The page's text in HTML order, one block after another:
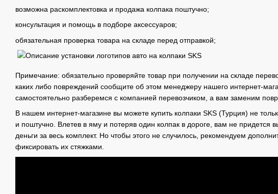
возможна раскомплектовка и продажа колпака поштучно;
консультация и помощь в подборе аксессуаров;
обязательная проверка товара на складе перед отправкой;
Примечание: обязательно проверяйте товар при получении на складе
каких либо повреждений сообщите об этом менеджеру нашего интернет-
самостоятельно разберемся с компанией перевозчиком, а вам заменим
В нашем интернет-магазине вы можете купить колпаки SKS (Турция) не
и поштучно. Влетев в яму и потеряв один колпак в дороге, вам не придется
деньги за весь комплект. Но чтобы этого не случилось, рекомендуем
фиксировать их стяжками.